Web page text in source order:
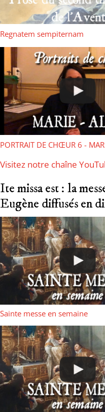
Regnatem sempiternam
PORTRAIT DE CHŒUR 6 -
Visitez notre chaîne
Ite missa est : la
Eugène diffusés en
Sainte messe en semaine